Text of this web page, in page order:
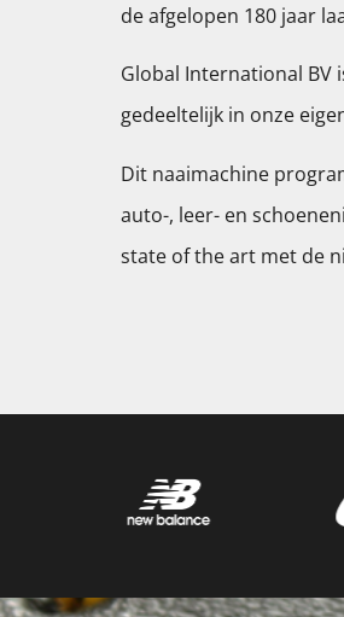
de afgelopen 180 jaar
Global International BV
gedeeltelijk in onze
Dit naaimachine
auto-, leer- en
state of the art met de